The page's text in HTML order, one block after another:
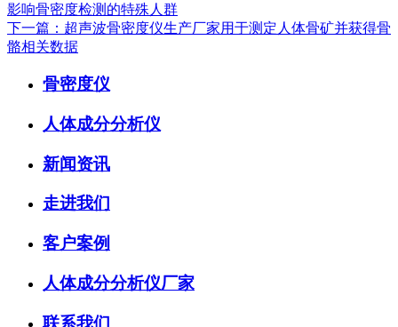
影响骨密度检测的特殊人群
下一篇：超声波骨密度仪生产厂家用于测定人体骨矿并获得骨
骼相关数据
骨密度仪
人体成分分析仪
新闻资讯
走进我们
客户案例
人体成分分析仪厂家
联系我们